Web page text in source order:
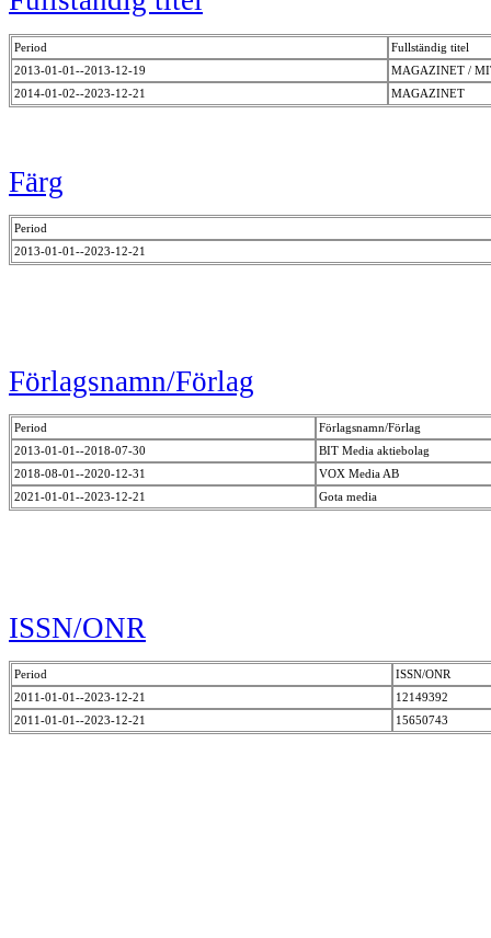
Period
Fullständig titel
2013-01-01--2013-12-19
MAGAZINET /
2014-01-02--2023-12-21
MAGAZINET
Färg
Period
2013-01-01--2023-12-21
Förlagsnamn/Förlag
Period
Förlagsnamn/Förlag
2013-01-01--2018-07-30
BIT Media aktiebolag
2018-08-01--2020-12-31
VOX Media AB
2021-01-01--2023-12-21
Gota media
ISSN/ONR
Period
ISSN/ONR
2011-01-01--2023-12-21
12149392
2011-01-01--2023-12-21
15650743